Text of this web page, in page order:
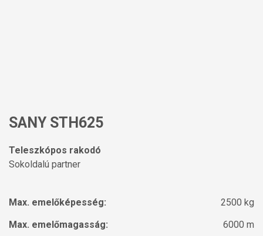
SANY STH625
Teleszkópos rakodó
Sokoldalú partner
Max. emelőképesség:
2500 kg
Max. emelőmagasság:
6000 m